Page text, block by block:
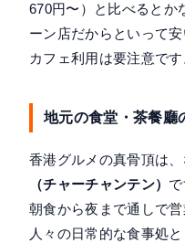
670円〜）と比べるとか
ーン店だからといって
カフェ利用は要注意です
地元の食堂・茶餐廳
香港グルメの真骨頂は
（チャーチャンテン）
朝食から夜まで通しで
人々の日常的な食事処